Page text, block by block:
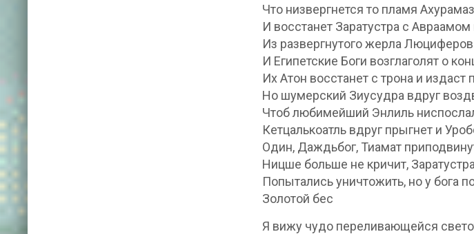
Что низвергнется то пламя
И восстанет Заратустра с Авраамом
Из развергнутого жерла
И Египетские Боги возглаголят о
Их Атон восстанет с трона и издаст
Но шумерский Зиусудра вдруг
Чтоб любимейший Энлиль
Кетцалькоатль вдруг прыгнет и
Один, Даждьбог, Тиамат
Ницше больше не кричит,
Попытались уничтожить, но у бога
Золотой бес
Я вижу чудо переливающейся